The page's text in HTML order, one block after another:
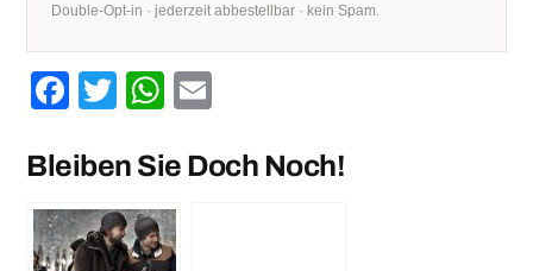
Double-Opt-in · jederzeit abbestellbar · kein Spam.
Facebook
TwitterWhatsApp
Bleiben Sie Doch Noch!